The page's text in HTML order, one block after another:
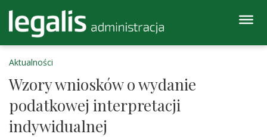
Aktualności
Wzory wniosków o wydanie
podatkowej interpretacji
indywidualnej